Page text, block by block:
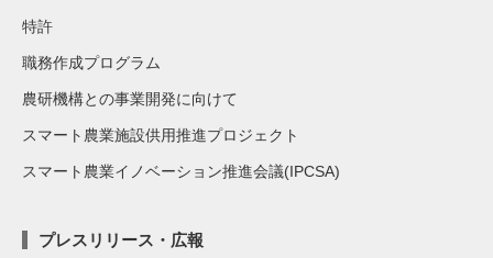
特許
職務作成プログラム
農研機構との事業開発に向けて
スマート農業施設供用推進プロジェクト
スマート農業イノベーション推進会議(IPCSA)
プレスリリース・広報